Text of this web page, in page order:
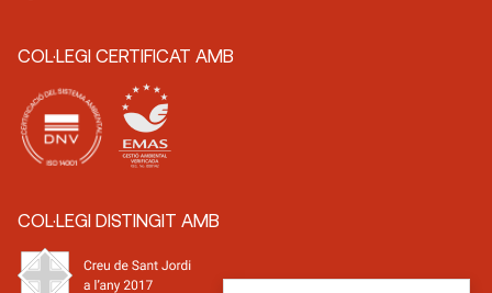
COL·LEGI CERTIFICAT AMB
COL·LEGI DISTINGIT AMB